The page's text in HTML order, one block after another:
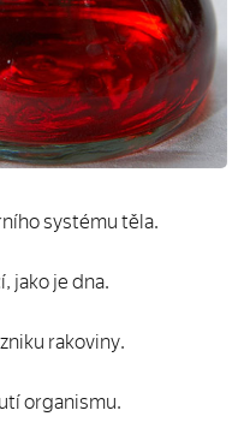
systému těla.
jako je dna.
rakoviny.
organismu.